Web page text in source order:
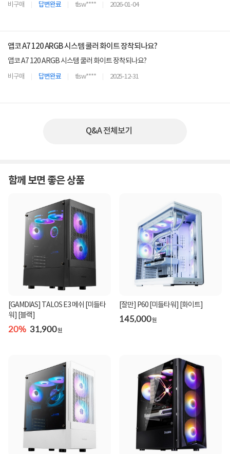
비구매 답변완료 tlsw**** 2026-01-04
앱코 A7 120 ARGB 시스템 쿨러 화이트 장착되나요?
앱코 A7 120 ARGB 시스템 쿨러 화이트 장착되나요?
비구매 답변완료 tlsw**** 2025-12-31
Q&A 전체보기
함께 보면 좋은 상품
[GAMDIAS] TALOS E3 메쉬 [미들타
워] [블랙]
20% 31,900원
[잘만] P60 [미들타워] [화이트]
145,000원